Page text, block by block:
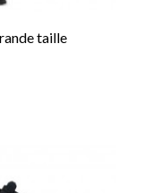
taille